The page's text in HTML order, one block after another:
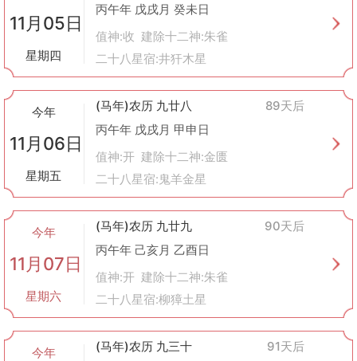
11月05日
星期四
丙午年 戊戌月 癸未日
值神:收 建除十二神:朱雀
二十八星宿:井犴木星
今年
11月06日
星期五
(马年)农历 九廿八
89天后
丙午年 戊戌月 甲申日
值神:开 建除十二神:金匮
二十八星宿:鬼羊金星
今年
11月07日
星期六
(马年)农历 九廿九
90天后
丙午年 己亥月 乙酉日
值神:开 建除十二神:朱雀
二十八星宿:柳獐土星
今年 (马年)农历 九三十
91天后